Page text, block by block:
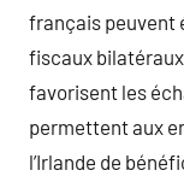
français peuvent
fiscaux
favorisent les
permettent aux
l’Irlande de